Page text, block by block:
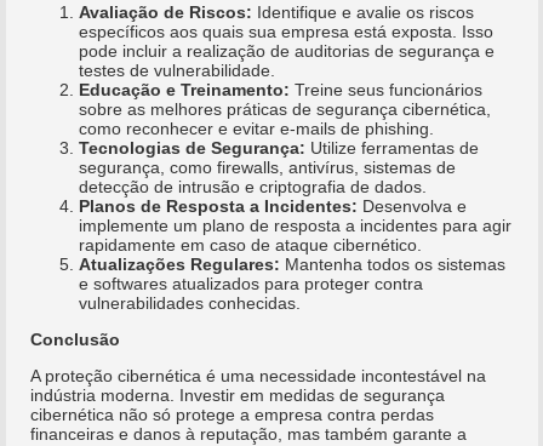
Avaliação de Riscos: Identifique e avalie os riscos
específicos aos quais sua empresa está exposta. Isso
pode incluir a realização de auditorias de segurança e
testes de vulnerabilidade.
Educação e Treinamento: Treine seus funcionários
sobre as melhores práticas de segurança cibernética,
como reconhecer e evitar e-mails de phishing.
Tecnologias de Segurança: Utilize ferramentas de
segurança, como firewalls, antivírus, sistemas de
detecção de intrusão e criptografia de dados.
Planos de Resposta a Incidentes: Desenvolva e
implemente um plano de resposta a incidentes para agir
rapidamente em caso de ataque cibernético.
Atualizações Regulares: Mantenha todos os sistemas
e softwares atualizados para proteger contra
vulnerabilidades conhecidas.
Conclusão
A proteção cibernética é uma necessidade incontestável na
indústria moderna. Investir em medidas de segurança
cibernética não só protege a empresa contra perdas
financeiras e danos à reputação, mas também garante a